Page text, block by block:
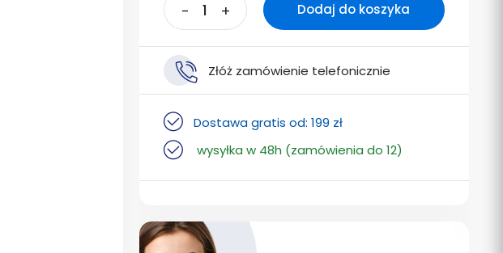
- + Dodaj do koszyka
Złóż zamówienie telefonicznie
Dostawa gratis od: 199 zł
wysyłka w 48h (zamówienia do 12)